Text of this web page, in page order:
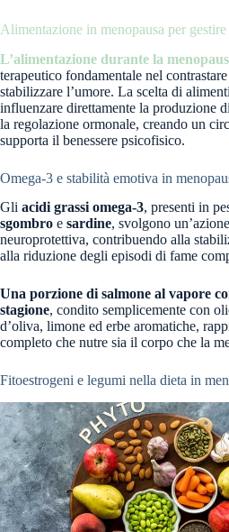
Alimentazione in menopausa per
L’alimentazione durante la
terapeutico fondamentale nel
stabilizzare l’umore. La scelta di
influenzare direttamente la produzione
la regolazione ormonale, creando un
supporta il benessere psicofisico.
Omega-3 e stabilità emotiva in
Gli acidi grassi omega-3, presenti in
sgombro e sardine, svolgono
neuroprotettiva, contribuendo alla
alla riduzione degli episodi di fame
Una porzione di salmone al vapore
stagione, condito semplicemente con
d’oliva, limone ed erbe aromatiche,
completo che nutre sia il corpo che la
Fitoestrogeni e legumi nella dieta in